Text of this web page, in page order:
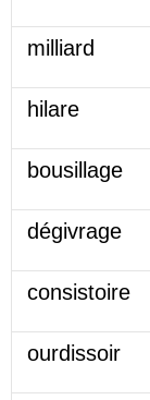
milliard
hilare
bousillage
dégivrage
consistoire
ourdissoir